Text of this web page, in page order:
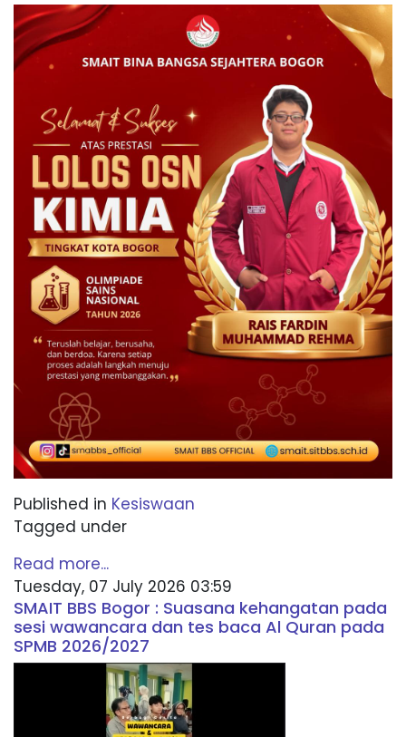
Published in Kesiswaan
Tagged under
Read more...
Tuesday, 07 July 2026 03:59
SMAIT BBS Bogor : Suasana kehangatan pada
sesi wawancara dan tes baca Al Quran pada
SPMB 2026/2027